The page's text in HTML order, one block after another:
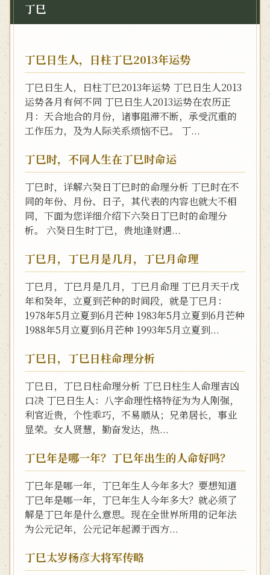
丁巳
丁巳日生人，日柱丁巳2013年运势
丁巳日生人，日柱丁巳2013年运势 丁巳日生人2013
运势各月有何不同 丁巳日生人2013运势在农历正
月：天合地合的月份，诸事阻滞不断，承受沉重的
工作压力，及为人际关系烦恼不已。 丁...
丁巳时，不同人生在丁巳时命运
丁巳时，详解六癸日丁巳时的命理分析 丁巳时在不
同的年份、月份、日子，其代表的内容也就大不相
同，下面为您详细介绍下六癸日丁巳时的命理分
析。 六癸日生时丁已，贵地逢财遇...
丁巳月，丁巳月是几月，丁巳月命理
丁巳月，丁巳月是几月，丁巳月命理 丁巳月天干戊
年和癸年，立夏到芒种的时间段，就是丁巳月：
1978年5月立夏到6月芒种 1983年5月立夏到6月芒种
1988年5月立夏到6月芒种 1993年5月立夏到...
丁巳日，丁巳日柱命理分析
丁巳日，丁巳日柱命理分析 丁巳日柱生人命理吉凶
口决 丁巳日生人：八字命理性格特征为为人刚强，
利官近贵，个性乖巧，不易顺从；兄弟居长，事业
显荣。女人贤慧，勤奋发达，热...
丁巳年是哪一年？丁巳年出生的人命好吗？
丁巳年是哪一年，丁巳年生人今年多大？要想知道
丁巳年是哪一年，丁巳年生人今年多大？就必须了
解是丁巳年是什么意思。现在全世界所用的记年法
为公元记年，公元记年起源于西方...
丁巳太岁杨彦大将军传略